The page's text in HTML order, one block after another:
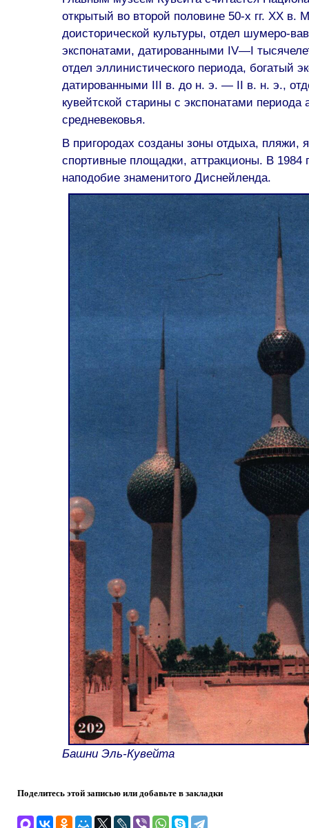
открытый во второй половине 50-х гг. XX в.
доисторической культуры, отдел шумеро-
экспонатами, датированными IV—I
отдел эллинистического периода, богатый
датированными III в. до н. э. — II в. н. э.,
кувейтской старины с экспонатами периода
средневековья.
В пригородах созданы зоны отдыха, пляжи,
спортивные площадки, аттракционы. В 1984
наподобие знаменитого Диснейленда.
Башни Эль-Кувейта
Поделитесь этой записью или добавьте в закладки